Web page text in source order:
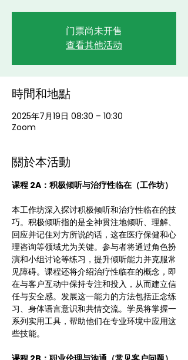
门票尚未开售
查看其他活动
時間和地點
2025年7月19日 08:30 – 10:30
Zoom
關於本活動
课程 2A：积极倾听与治疗性临在（工作坊）
本工作坊深入探讨积极倾听和治疗性临在的技
巧。积极倾听指的是全神贯注地倾听、理解、
回应并记住对方所说的话，这在医疗保健和心
理咨询等领域尤为关键。参与者将通过角色扮
演和小组讨论等练习，提升倾听能力并克服常
见障碍。课程还将介绍治疗性临在的概念，即
在与客户互动中保持专注和投入，从而建立信
任与安全感。发展这一能力的方法包括正念练
习、身体语言意识和共情交流。学员将掌握一
系列实用工具，帮助他们在专业环境中应用这
些技能。